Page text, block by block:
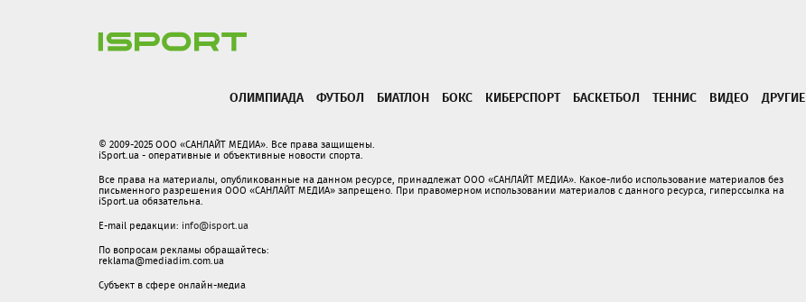
ОЛИМПИАДА ФУТБОЛ БИАТЛОН БОКС КИБЕРСПОРТ БАСКЕТБОЛ ТЕННИС ВИДЕО ДРУГИЕ
© 2009-2025 ООО «САНЛАЙТ МЕДИА». Все права защищены.
iSport.ua - оперативные и объективные новости спорта.
Все права на материалы, опубликованные на данном ресурсе, принадлежат ООО «САНЛАЙТ МЕДИА». Какое-либо использование материалов без
письменного разрешения ООО «САНЛАЙТ МЕДИА» запрещено. При правомерном использовании материалов с данного ресурса, гиперссылка на
iSport.ua обязательна.
E-mail редакции: info@isport.ua
По вопросам рекламы обращайтесь:
reklama@mediadim.com.ua
Субъект в сфере онлайн-медиа